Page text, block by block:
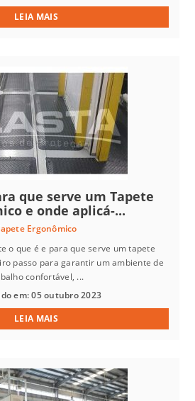
LEIA MAIS
que serve um Tapete
e onde aplicá-...
Ergonômico
o que é e para que serve um tapete
passo para garantir um ambiente de
confortável, ...
em: 05 outubro 2023
LEIA MAIS